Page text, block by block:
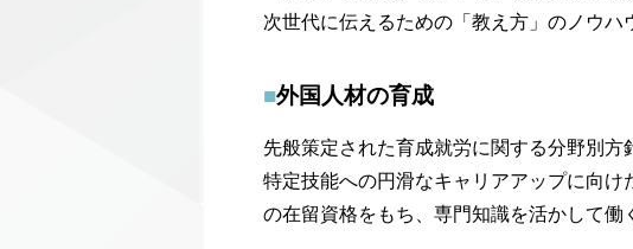
次世代に伝えるための「教え方」のノウハ
■外国人材の育成
先般策定された育成就労に関する分野別
特定技能への円滑なキャリアアップに向
の在留資格をもち、専門知識を活かして働